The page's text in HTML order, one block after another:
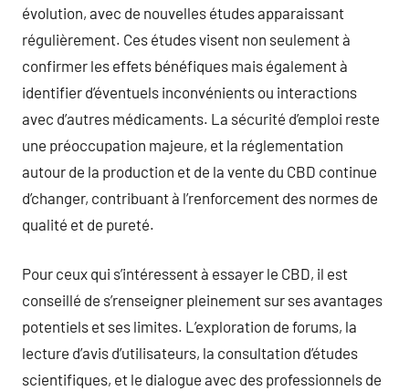
évolution, avec de nouvelles études apparaissant
régulièrement. Ces études visent non seulement à
confirmer les effets bénéfiques mais également à
identifier d’éventuels inconvénients ou interactions
avec d’autres médicaments. La sécurité d’emploi reste
une préoccupation majeure, et la réglementation
autour de la production et de la vente du CBD continue
d’changer, contribuant à l’renforcement des normes de
qualité et de pureté.
Pour ceux qui s’intéressent à essayer le CBD, il est
conseillé de s’renseigner pleinement sur ses avantages
potentiels et ses limites. L’exploration de forums, la
lecture d’avis d’utilisateurs, la consultation d’études
scientifiques, et le dialogue avec des professionnels de